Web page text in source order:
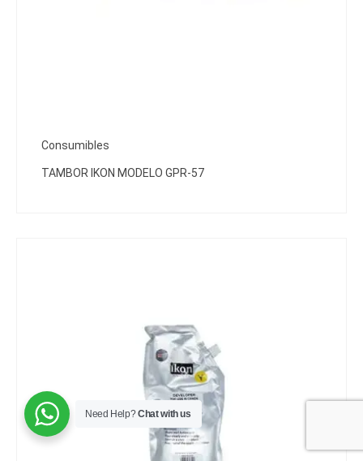
Consumibles
TAMBOR IKON MODELO GPR-57
Need Help?Chat with us